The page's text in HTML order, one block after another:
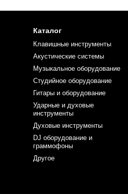
Каталог
Клавишные инструменты
Акустические системы
Музыкальное оборудование
Студийное оборудование
Гитары и оборудование
Ударные и духовые
инструменты
Духовые инструменты
DJ оборудование и
граммофоны
Другое